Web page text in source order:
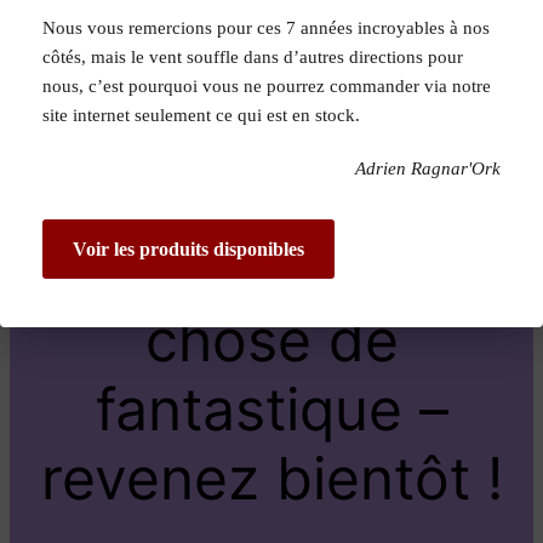
Pardon pour le
dérangement !
Nous travaillons
sur quelque
chose de
fantastique –
revenez bientôt !
Nous vous remercions pour ces 7 années incroyables à nos
côtés, mais le vent souffle dans d’autres directions pour
nous, c’est pourquoi vous ne pourrez commander via notre
site internet seulement ce qui est en stock.
Adrien Ragnar'Ork
Voir les produits disponibles